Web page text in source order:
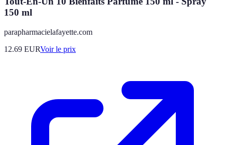
150 ml
parapharmacielafayette.com
12.69 EURVoir le prix